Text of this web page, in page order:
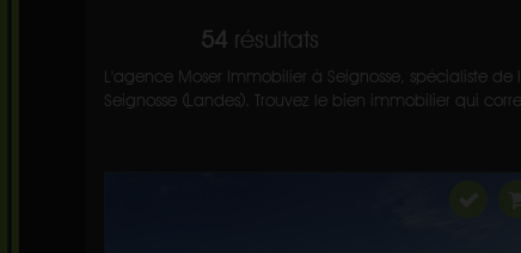
54 résultats
L'agence Moser Immobilier à Seignosse, spécialiste
Seignosse (Landes). Trouvez le bien immobilier qui